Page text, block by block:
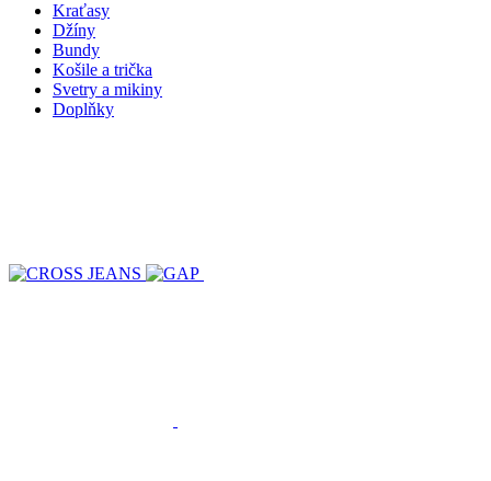
Kraťasy
Džíny
Bundy
Košile a trička
Svetry a mikiny
Doplňky